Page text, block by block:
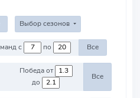
Выбор сезонов
Против команд с по Все
Победа от
до
Все